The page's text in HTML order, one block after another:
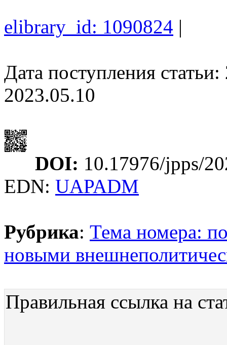
elibrary_id: 1090824 |
Дата поступления
2023.05.10
DOI: 10.17976/jpps/
EDN: UAPADM
Рубрика: Тема номера:
новыми
Правильная ссылка на